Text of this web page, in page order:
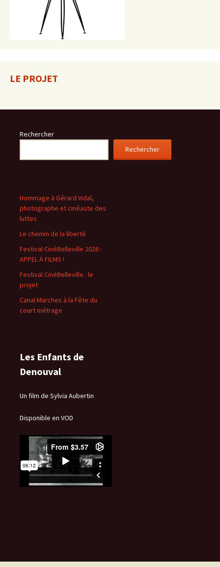
LE PROJET
Rechercher
Rechercher
Hommage à Gérard Vidal,
photographe et cinéaste des
luttes
Le chemin de la liberté
Festival CinéBelleville 2026 :
APPEL À FILMS !
Festival CinéBelleville : le
projet
Canal Marches à la Fête du
court métrage
Les Enfants de
Denouval
Un film de Sylvia Aubertin
Disponible en VOD